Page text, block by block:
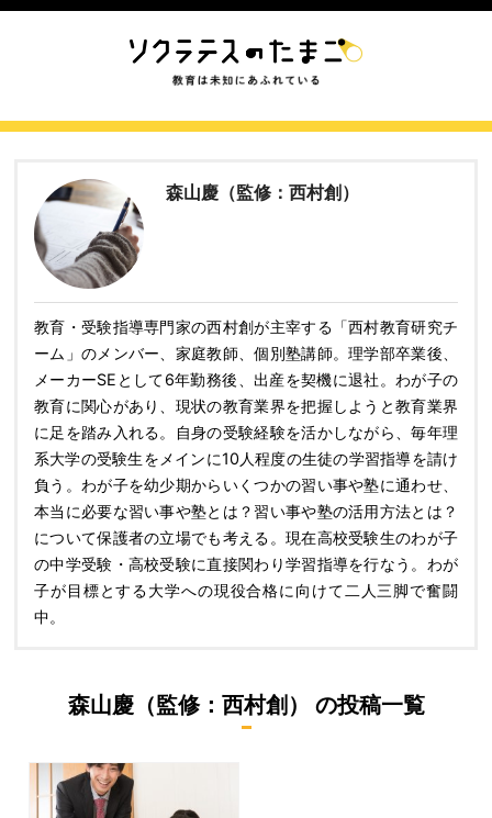
森山慶（監修：西村創）
教育・受験指導専門家の西村創が主宰する「西村教育研究チ
ーム」のメンバー、家庭教師、個別塾講師。理学部卒業後、
メーカーSEとして6年勤務後、出産を契機に退社。わが子の
教育に関心があり、現状の教育業界を把握しようと教育業界
に足を踏み入れる。自身の受験経験を活かしながら、毎年理
系大学の受験生をメインに10人程度の生徒の学習指導を請け
負う。わが子を幼少期からいくつかの習い事や塾に通わせ、
本当に必要な習い事や塾とは？習い事や塾の活用方法とは？
について保護者の立場でも考える。現在高校受験生のわが子
の中学受験・高校受験に直接関わり学習指導を行なう。わが
子が目標とする大学への現役合格に向けて二人三脚で奮闘
中。
森山慶（監修：西村創） の投稿一覧